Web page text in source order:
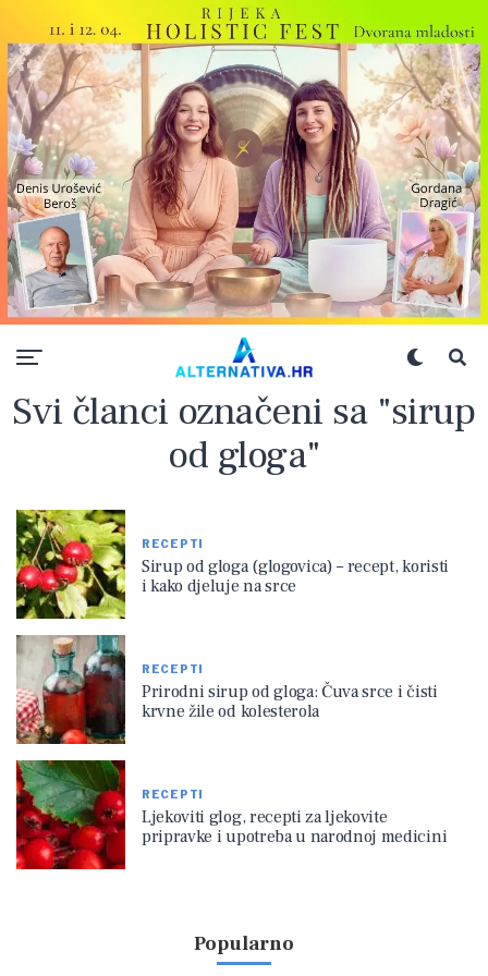
Svi članci označeni sa "sirup
od gloga"
RECEPTI
Sirup od gloga (glogovica) – recept, koristi
i kako djeluje na srce
RECEPTI
Prirodni sirup od gloga: Čuva srce i čisti
krvne žile od kolesterola
RECEPTI
Ljekoviti glog, recepti za ljekovite
pripravke i upotreba u narodnoj medicini
Popularno